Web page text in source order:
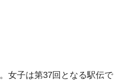
女子は第37回となる駅伝で